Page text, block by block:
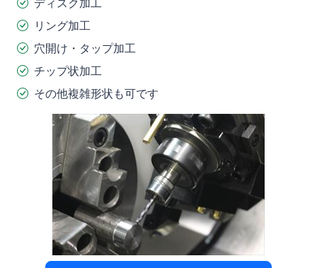
ディスク加工
リング加工
穴開け・タップ加工
チップ状加工
その他複雑形状も可です